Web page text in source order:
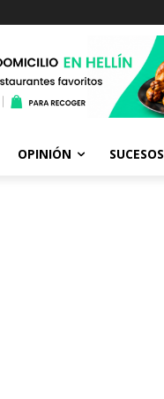
OPINIÓN SUCESOS